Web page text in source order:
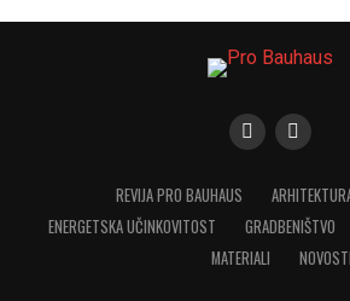
REVIJA PRO BAUHAUS
ENERGETSKA UČINKOVITOST
GRADBENIŠTVO
MATERIALI
NOVOSTI